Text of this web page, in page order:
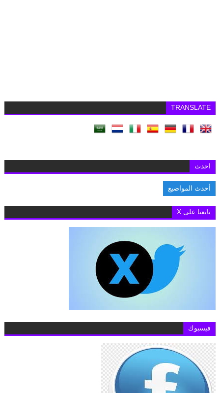
TRANSLATE
احدث
أحدث المواضيع
تابعنا على X
فيسبوك